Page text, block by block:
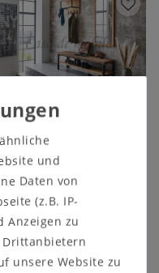
Dielen-Set WALK IN
breit 3-teilig Wildeiche
geölt oder bianco
Bank Leder Holzablage
1.634,00 €
Artikel anzeigen
und
Daten von
(z.B. IP-
Anzeigen zu
Drittanbietern
unsere Website zu